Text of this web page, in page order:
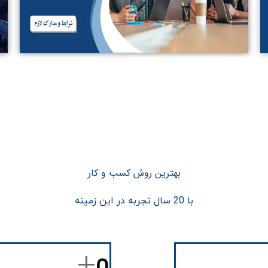
بهترین روش کسب و کار
با 20 سال تجربه در این زمینه